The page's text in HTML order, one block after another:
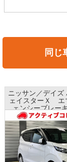
同じ
ニッサン／デイズ
ェイスターＸ エ
ェンシーブレー
ビ アラウンドビ
ニター インテ